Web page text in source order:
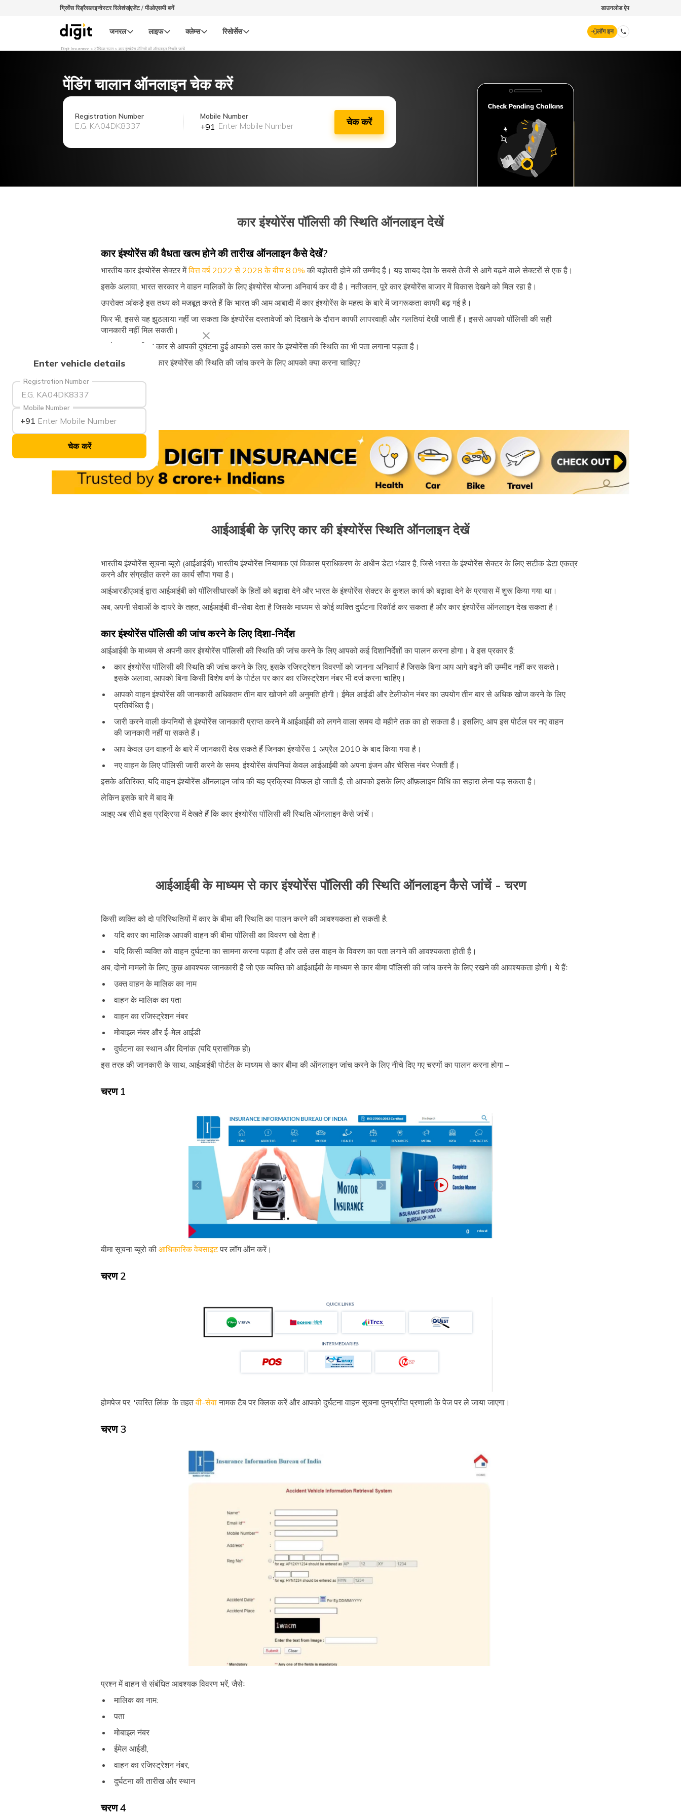
ग्रिवेंस रिड्रैसलइन्वेस्टर रिलेशंसएजेंट / पीओएसपी बनें डाउनलोड ऐप
जनरल लाइफ क्लेम्स रिसोर्सेस लॉग इन
70260 61234
hello@godigit.com
Digit Insurance ट्रैफिक रूल्स कार इंश्योरेंस पॉलिसी की ऑनलाइन स्थिति जांचें
पेंडिंग चालान ऑनलाइन चेक करें
Registration Number Mobile Number
+91 चेक करें
Enter vehicle details
Registration Number
Mobile Number
+91
चेक करें
कार इंश्योरेंस पॉलिसी की स्थिति ऑनलाइन देखें
कार इंश्योरेंस की वैधता खत्म होने की तारीख ऑनलाइन कैसे देखें?
भारतीय कार इंश्योरेंस सेक्टर मेंवित्त वर्ष 2022 से 2028 के बीच 8.0% की बढ़ोतरी होने की उम्मीद है। यह शायद देश के सबसे तेजी से आगे बढ़ने वाले सेक्टरों से एक है।
इसके अलावा, भारत सरकार ने वाहन मालिकों के लिए इंश्योरेंस योजना अनिवार्य कर दी है। नतीजतन, पूरे कार इंश्योरेंस बाजार में विकास देखने को मिल रहा है।
उपरोक्त आंकड़े इस तथ्य को मजबूत करते हैं कि भारत की आम आबादी में कार इंश्योरेंस के महत्व के बारे में जागरूकता काफी बढ़ गई है।
फिर भी, इससे यह झुठलाया नहीं जा सकता कि इंश्योरेंस दस्तावेजों को दिखाने के दौरान काफी लापरवाही और गलतियां देखी जाती हैं। इससे आपको पॉलिसी की सही
जानकारी नहीं मिल सकती।
इसके अलावा, जिस कार से आपकी दुर्घटना हुई आपको उस कार के इंश्योरेंस की स्थिति का भी पता लगाना पड़ता है।
ऐसी परिस्थितियों में कार इंश्योरेंस की स्थिति की जांच करने के लिए आपको क्या करना चाहिए?
आइए जानते हैं!
आईआईबी के ज़रिए कार की इंश्योरेंस स्थिति ऑनलाइन देखें
भारतीय इंश्योरेंस सूचना ब्यूरो (आईआईबी) भारतीय इंश्योरेंस नियामक एवं विकास प्राधिकरण के अधीन डेटा भंडार है, जिसे भारत के इंश्योरेंस सेक्टर के लिए सटीक डेटा एकत्र
करने और संग्रहीत करने का कार्य सौंपा गया है।
आईआरडीएआई द्वारा आईआईबी को पॉलिसीधारकों के हितों को बढ़ावा देने और भारत के इंश्योरेंस सेक्टर के कुशल कार्य को बढ़ावा देने के प्रयास में शुरू किया गया था।
अब, अपनी सेवाओं के दायरे के तहत, आईआईबी वी-सेवा देता है जिसके माध्यम से कोई व्यक्ति दुर्घटना रिकॉर्ड कर सकता है और कार इंश्योरेंस ऑनलाइन देख सकता है।
कार इंश्योरेंस पॉलिसी की जांच करने के लिए दिशा-निर्देश
आईआईबी के माध्यम से अपनी कार इंश्योरेंस पॉलिसी की स्थिति की जांच करने के लिए आपको कई दिशानिर्देशों का पालन करना होगा। वे इस प्रकार हैं:
कार इंश्योरेंस पॉलिसी की स्थिति की जांच करने के लिए, इसके रजिस्ट्रेशन विवरणों को जानना अनिवार्य है जिसके बिना आप आगे बढ़ने की उम्मीद नहीं कर सकते।
इसके अलावा, आपको बिना किसी विशेष वर्ण के पोर्टल पर कार का रजिस्ट्रेशन नंबर भी दर्ज करना चाहिए।
आपको वाहन इंश्योरेंस की जानकारी अधिकतम तीन बार खोजने की अनुमति होगी। ईमेल आईडी और टेलीफोन नंबर का उपयोग तीन बार से अधिक खोज करने के लिए
प्रतिबंधित है।
जारी करने वाली कंपनियों से इंश्योरेंस जानकारी प्राप्त करने में आईआईबी को लगने वाला समय दो महीने तक का हो सकता है। इसलिए, आप इस पोर्टल पर नए वाहन
की जानकारी नहीं पा सकते हैं।
आप केवल उन वाहनों के बारे में जानकारी देख सकते हैं जिनका इंश्योरेंस 1 अप्रैल 2010 के बाद किया गया है।
नए वाहन के लिए पॉलिसी जारी करने के समय, इंश्योरेंस कंपनियां केवल आईआईबी को अपना इंजन और चेसिस नंबर भेजती हैं।
इसके अतिरिक्त, यदि वाहन इंश्योरेंस ऑनलाइन जांच की यह प्रक्रिया विफल हो जाती है, तो आपको इसके लिए ऑफ़लाइन विधि का सहारा लेना पड़ सकता है।
लेकिन इसके बारे में बाद में!
आइए अब सीधे इस प्रक्रिया में देखते हैं कि कार इंश्योरेंस पॉलिसी की स्थिति ऑनलाइन कैसे जांचें।
आईआईबी के माध्यम से कार इंश्योरेंस पॉलिसी की स्थिति ऑनलाइन कैसे जांचें - चरण
किसी व्यक्ति को दो परिस्थितियों में कार के बीमा की स्थिति का पालन करने की आवश्यकता हो सकती है:
यदि कार का मालिक आपकी वाहन की बीमा पॉलिसी का विवरण खो देता है।
यदि किसी व्यक्ति को वाहन दुर्घटना का सामना करना पड़ता है और उसे उस वाहन के विवरण का पता लगाने की आवश्यकता होती है।
अब, दोनों मामलों के लिए, कुछ आवश्यक जानकारी है जो एक व्यक्ति को आईआईबी के माध्यम से कार बीमा पॉलिसी की जांच करने के लिए रखने की आवश्यकता होगी। ये हैंः
उक्त वाहन के मालिक का नाम
वाहन के मालिक का पता
वाहन का रजिस्ट्रेशन नंबर
मोबाइल नंबर और ई-मेल आईडी
दुर्घटना का स्थान और दिनांक (यदि प्रासंगिक हो)
इस तरह की जानकारी के साथ, आईआईबी पोर्टल के माध्यम से कार बीमा की ऑनलाइन जांच करने के लिए नीचे दिए गए चरणों का पालन करना होगा –
चरण 1
बीमा सूचना ब्यूरो कीआधिकारिक वेबसाइटपर लॉग ऑन करें।
चरण 2
होमपेज पर, 'त्वरित लिंक' के तहतवी-सेवानामक टैब पर क्लिक करें और आपको दुर्घटना वाहन सूचना पुनर्प्राप्ति प्रणाली के पेज पर ले जाया जाएगा।
चरण 3
प्रश्न में वाहन से संबंधित आवश्यक विवरण भरें, जैसेः
मालिक का नाम:
पता
मोबाइल नंबर
ईमेल आईडी,
वाहन का रजिस्ट्रेशन नंबर,
दुर्घटना की तारीख और स्थान
चरण 4